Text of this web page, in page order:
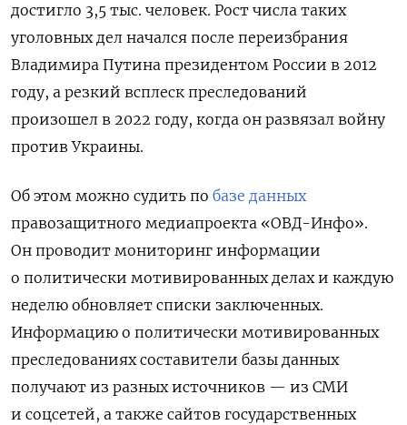
достигло 3,5 тыс. человек. Рост числа таких
уголовных дел начался после переизбрания
Владимира Путина президентом России в 2012
году, а резкий всплеск преследований
произошел в 2022 году, когда он развязал войну
против Украины.
Об этом можно судить по базе данных
правозащитного медиапроекта «ОВД-Инфо».
Он проводит мониторинг информации
о политически мотивированных делах и каждую
неделю обновляет списки заключенных.
Информацию о политически мотивированных
преследованиях составители базы данных
получают из разных источников — из СМИ
и соцсетей, а также сайтов государственных